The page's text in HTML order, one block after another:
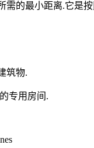
需的最小距离.它是
筑物.
专用房间.